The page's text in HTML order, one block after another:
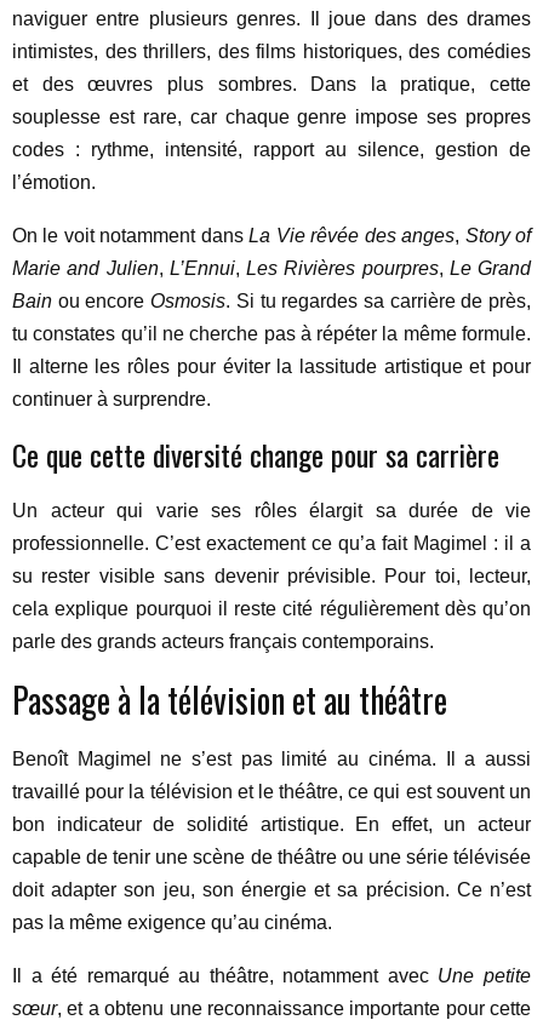
naviguer entre plusieurs genres. Il joue dans des drames
intimistes, des thrillers, des films historiques, des comédies
et des œuvres plus sombres. Dans la pratique, cette
souplesse est rare, car chaque genre impose ses propres
codes : rythme, intensité, rapport au silence, gestion de
l’émotion.
On le voit notamment dansLa Vie rêvée des anges, Story of
Marie and Julien, L’Ennui, Les Rivières pourpres, Le Grand
Bain ou encoreOsmosis. Si tu regardes sa carrière de près,
tu constates qu’il ne cherche pas à répéter la même formule.
Il alterne les rôles pour éviter la lassitude artistique et pour
continuer à surprendre.
Ce que cette diversité change pour sa carrière
Un acteur qui varie ses rôles élargit sa durée de vie
professionnelle. C’est exactement ce qu’a fait Magimel : il a
su rester visible sans devenir prévisible. Pour toi, lecteur,
cela explique pourquoi il reste cité régulièrement dès qu’on
parle des grands acteurs français contemporains.
Passage à la télévision et au théâtre
Benoît Magimel ne s’est pas limité au cinéma. Il a aussi
travaillé pour la télévision et le théâtre, ce qui est souvent un
bon indicateur de solidité artistique. En effet, un acteur
capable de tenir une scène de théâtre ou une série télévisée
doit adapter son jeu, son énergie et sa précision. Ce n’est
pas la même exigence qu’au cinéma.
Il a été remarqué au théâtre, notamment avec Une petite
sœur, et a obtenu une reconnaissance importante pour cette